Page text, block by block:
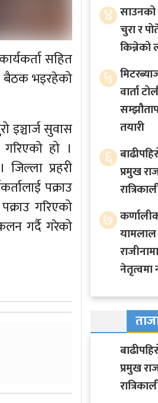
सहित
बैठक भइरहेको
इञ्चार्ज सुवास
हो ।
प्रहरी
पक्राउ
गरिएको
गर्दै गरेको
४
चुरा र
किन्नेको
५
वार्ता
तयारी
६
प्रमुख
७
यामलाल
नेतृत्वमा
प्रमुख